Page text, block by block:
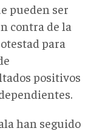
pueden ser
contra de la
para
positivos
han seguido